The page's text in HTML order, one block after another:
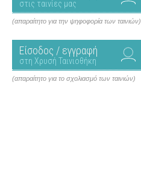
στις ταινίες μας
(απαραίτητο για την ψηφοφορία των ταινιών)
Είσοδος / εγγραφή
στη Χρυσή Ταινιοθήκη
(απαραίτητο για το σχολιασμό των ταινιών)